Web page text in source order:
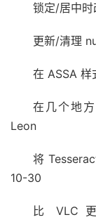
锁定/居中
更新/清理
在 ASSA
在几个地
Leon
将
10-30
比 VLC